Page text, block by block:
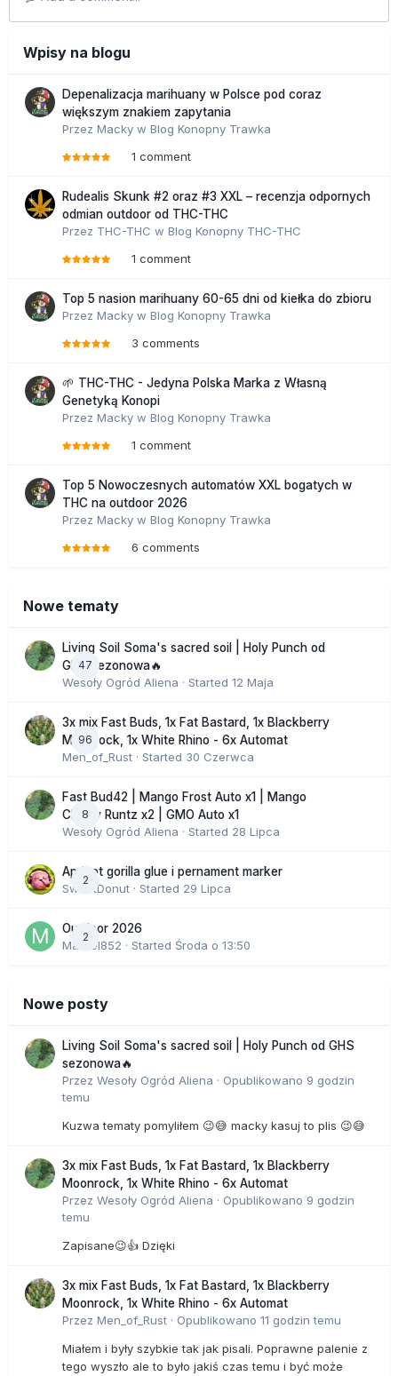
Wpisy na blogu
Depenalizacja marihuany w Polsce pod coraz
większym znakiem zapytania
Przez Macky w Blog Konopny Trawka
1 comment
Rudealis Skunk #2 oraz #3 XXL – recenzja odpornych
odmian outdoor od THC-THC
Przez THC-THC w Blog Konopny THC-THC
1 comment
Top 5 nasion marihuany 60-65 dni od kiełka do zbioru
Przez Macky w Blog Konopny Trawka
3 comments
🌱 THC-THC - Jedyna Polska Marka z Własną
Genetyką Konopi
Przez Macky w Blog Konopny Trawka
1 comment
Top 5 Nowoczesnych automatów XXL bogatych w
THC na outdoor 2026
Przez Macky w Blog Konopny Trawka
6 comments
Nowe tematy
47
Living Soil Soma's sacred soil | Holy Punch od
GHS sezonowa🔥
Wesoły Ogród Aliena · Started 12 Maja
96
3x mix Fast Buds, 1x Fat Bastard, 1x Blackberry
Moonrock, 1x White Rhino - 6x Automat
Men_of_Rust · Started 30 Czerwca
8
Fast Bud42 | Mango Frost Auto x1 | Mango
Cherry Runtz x2 | GMO Auto x1
Wesoły Ogród Aliena · Started 28 Lipca
2
Apricot gorilla glue i pernament marker
SweetDonut · Started 29 Lipca
2
Outdoor 2026
Marcel852 · Started Środa o 13:50
Nowe posty
Living Soil Soma's sacred soil | Holy Punch od GHS
sezonowa🔥
Przez Wesoły Ogród Aliena · Opublikowano 9 godzin
temu
Kuzwa tematy pomyliłem 😉😅 macky kasuj to plis 😉😅
3x mix Fast Buds, 1x Fat Bastard, 1x Blackberry
Moonrock, 1x White Rhino - 6x Automat
Przez Wesoły Ogród Aliena · Opublikowano 9 godzin
temu
Zapisane😉👍 Dzięki
3x mix Fast Buds, 1x Fat Bastard, 1x Blackberry
Moonrock, 1x White Rhino - 6x Automat
Przez Men_of_Rust · Opublikowano 11 godzin temu
Miałem i były szybkie tak jak pisali. Poprawne palenie z
tego wyszło ale to było jakiś czas temu i być może